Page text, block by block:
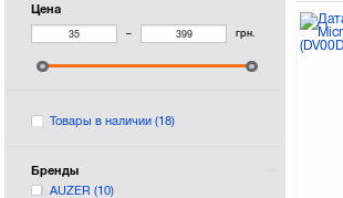
Цена
– грн.
Товары в наличии(18)
Бренды
AUZER(10)